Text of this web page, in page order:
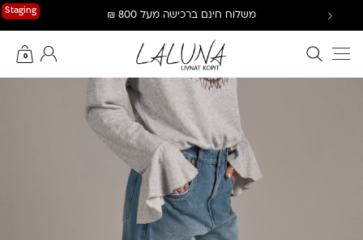
Staging משלוח חינם ברכישה מעל 800 ₪
חיפוש באתר
0
החשבון שלי